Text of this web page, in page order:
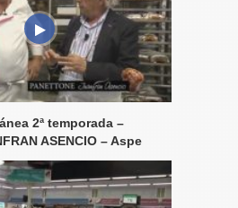
2ª temporada –
ASENCIO – Aspe